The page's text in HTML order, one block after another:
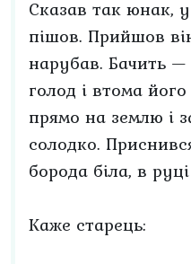
Сказав так юнак,
пішов. Прийшов
нарубав. Бачить
голод і втома
прямо на землю і
солодко.
борода біла, в
Каже старець: